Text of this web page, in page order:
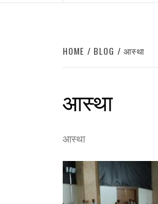
HOME BLOG आस्था
आस्था
आस्था